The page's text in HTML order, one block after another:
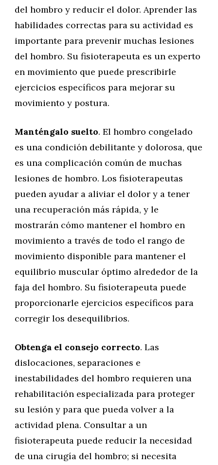
del hombro y reducir el dolor. Aprender las
habilidades correctas para su actividad es
importante para prevenir muchas lesiones
del hombro. Su fisioterapeuta es un experto
en movimiento que puede prescribirle
ejercicios específicos para mejorar su
movimiento y postura.
Manténgalo suelto. El hombro congelado
es una condición debilitante y dolorosa, que
es una complicación común de muchas
lesiones de hombro. Los fisioterapeutas
pueden ayudar a aliviar el dolor y a tener
una recuperación más rápida, y le
mostrarán cómo mantener el hombro en
movimiento a través de todo el rango de
movimiento disponible para mantener el
equilibrio muscular óptimo alrededor de la
faja del hombro. Su fisioterapeuta puede
proporcionarle ejercicios específicos para
corregir los desequilibrios.
Obtenga el consejo correcto. Las
dislocaciones, separaciones e
inestabilidades del hombro requieren una
rehabilitación especializada para proteger
su lesión y para que pueda volver a la
actividad plena. Consultar a un
fisioterapeuta puede reducir la necesidad
de una cirugía del hombro; si necesita